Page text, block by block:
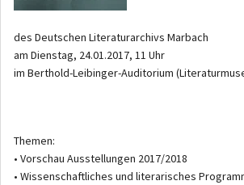
des Deutschen Literaturarchivs Marbach
am Dienstag, 24.01.2017, 11 Uhr
im Berthold-Leibinger-Auditorium
Themen:
• Vorschau Ausstellungen 2017/2018
• Wissenschaftliches und literarisches